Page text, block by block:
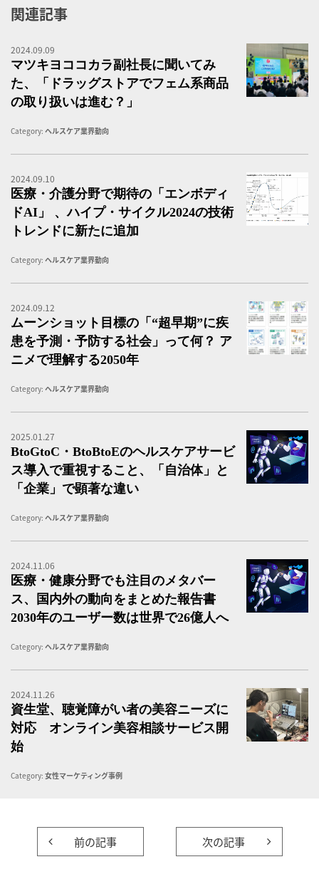
関連記事
2024.09.09
マツキヨココカラ副社長に聞いてみ
た、「ドラッグストアでフェム系商品
の取り扱いは進む？」
Category: ヘルスケア業界動向
2024.09.10
医療・介護分野で期待の「エンボディ
ドAI」 、ハイプ・サイクル2024の技術
トレンドに新たに追加
Category: ヘルスケア業界動向
2024.09.12
ムーンショット目標の「“超早期”に疾
患を予測・予防する社会」って何？ ア
ニメで理解する2050年
Category: ヘルスケア業界動向
2025.01.27
BtoGtoC・BtoBtoEのヘルスケアサービ
ス導入で重視すること、「自治体」と
「企業」で顕著な違い
Category: ヘルスケア業界動向
2024.11.06
医療・健康分野でも注目のメタバー
ス、国内外の動向をまとめた報告書
2030年のユーザー数は世界で26億人へ
Category: ヘルスケア業界動向
2024.11.26
資生堂、聴覚障がい者の美容ニーズに
対応 オンライン美容相談サービス開
始
Category: 女性マーケティング事例
前の記事 次の記事